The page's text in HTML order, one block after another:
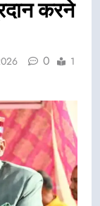
करने
0
1